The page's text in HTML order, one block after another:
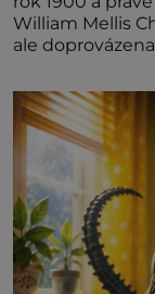
William Mellis
ale